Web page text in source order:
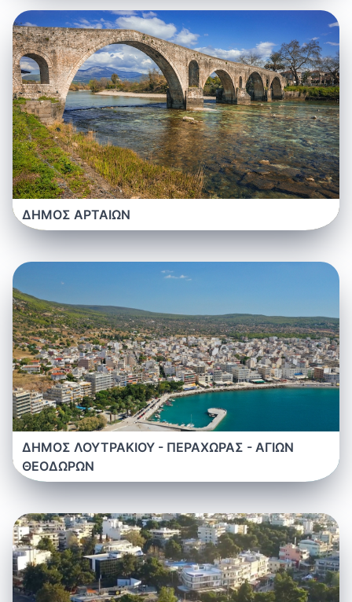
ΔΗΜΟΣ ΑΡΤΑΙΩΝ
ΔΗΜΟΣ ΛΟΥΤΡΑΚΙΟΥ - ΠΕΡΑΧΩΡΑΣ - ΑΓΙΩΝ
ΘΕΟΔΩΡΩΝ